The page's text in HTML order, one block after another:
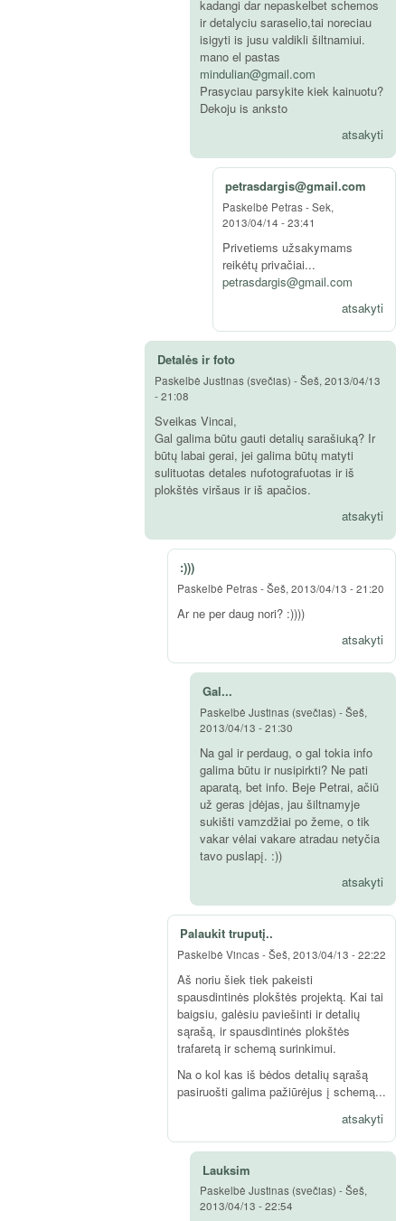
kadangi dar nepaskelbet schemos
ir detalyciu saraselio,tai noreciau
isigyti is jusu valdikli šiltnamiui.
mano el pastas
mindulian@gmail.com
Prasyciau parsykite kiek kainuotu?
Dekoju is anksto
atsakyti
petrasdargis@gmail.com
Paskelbė Petras-Sek,
2013/04/14 - 23:41
Privetiems užsakymams
reikėtų privačiai...
petrasdargis@gmail.com
atsakyti
Detalės ir foto
Paskelbė Justinas (svečias) -Šeš, 2013/04/13
- 21:08
Sveikas Vincai,
Gal galima būtu gauti detalių sarašiuką? Ir
būtų labai gerai, jei galima būtų matyti
sulituotas detales nufotografuotas ir iš
plokštės viršaus ir iš apačios.
atsakyti
:)))
Paskelbė Petras-Šeš, 2013/04/13 - 21:20
Ar ne per daug nori? :))))
atsakyti
Gal...
Paskelbė Justinas (svečias) -Šeš,
2013/04/13 - 21:30
Na gal ir perdaug, o gal tokia info
galima būtu ir nusipirkti? Ne pati
aparatą, bet info. Beje Petrai, ačiū
už geras įdėjas, jau šiltnamyje
sukišti vamzdžiai po žeme, o tik
vakar vėlai vakare atradau netyčia
tavo puslapį. :))
atsakyti
Palaukit truputį..
Paskelbė Vincas-Šeš, 2013/04/13 - 22:22
Aš noriu šiek tiek pakeisti
spausdintinės plokštės projektą. Kai tai
baigsiu, galėsiu paviešinti ir detalių
sąrašą, ir spausdintinės plokštės
trafaretą ir schemą surinkimui.
Na o kol kas iš bėdos detalių sąrašą
pasiruošti galima pažiūrėjus į schemą...
atsakyti
Lauksim
Paskelbė Justinas (svečias) -Šeš,
2013/04/13 - 22:54